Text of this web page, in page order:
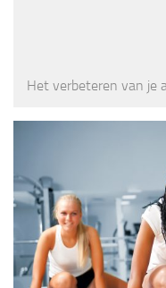
Het verbeteren van je